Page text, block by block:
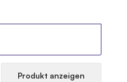
Produkt anzeigen